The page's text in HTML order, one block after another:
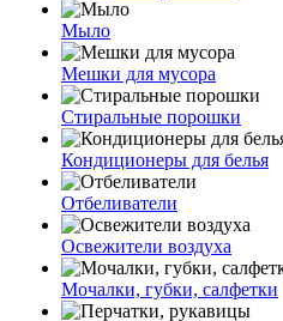
Мыло
Мешки для мусора
Стиральные порошки
Кондиционеры для белья
Отбеливатели
Освежители воздуха
Мочалки, губки, салфетки